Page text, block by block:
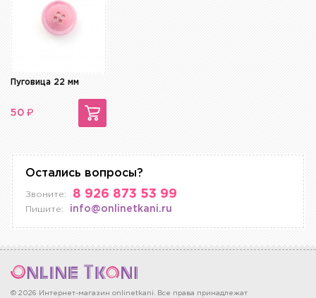
Пуговица 22 мм
50 ₽
Остались вопросы?
Звоните: 8 926 873 53 99
Пишите: info@onlinetkani.ru
© 2026 Интернет-магазин onlinetkani. Все права принадлежат